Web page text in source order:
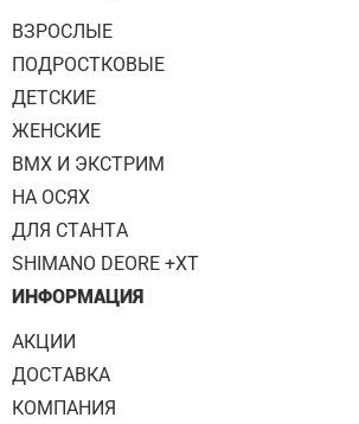
ВЗРОСЛЫЕ
ПОДРОСТКОВЫЕ
ДЕТСКИЕ
ЖЕНСКИЕ
BMX И ЭКСТРИМ
НА ОСЯХ
ДЛЯ СТАНТА
SHIMANO DEORE +XT
ИНФОРМАЦИЯ
АКЦИИ
ДОСТАВКА
КОМПАНИЯ